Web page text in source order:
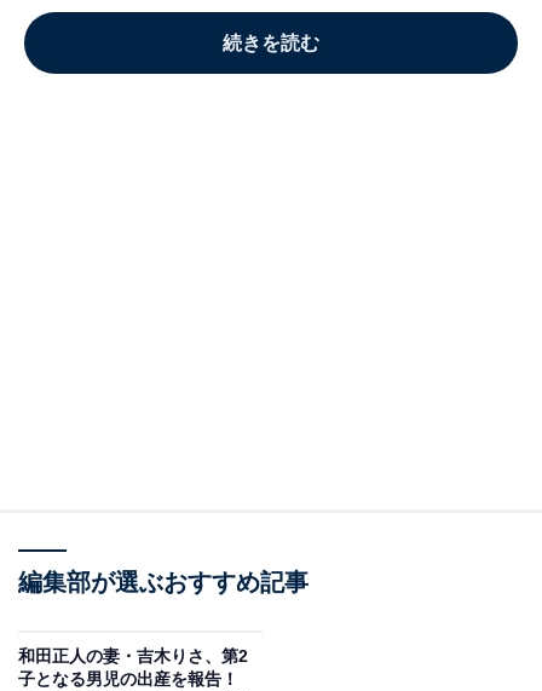
続きを読む
編集部が選ぶおすすめ記事
和田正人の妻・吉木りさ、第2
子となる男児の出産を報告！